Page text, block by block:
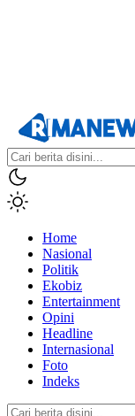
Home
Nasional
Politik
Ekobiz
Entertainment
Opini
Headline
Internasional
Foto
Indeks